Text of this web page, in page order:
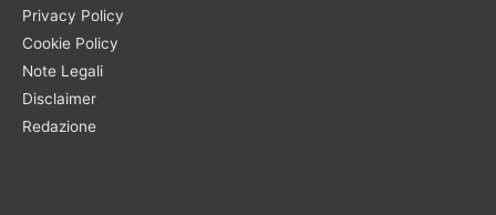
Privacy Policy
Cookie Policy
Note Legali
Disclaimer
Redazione